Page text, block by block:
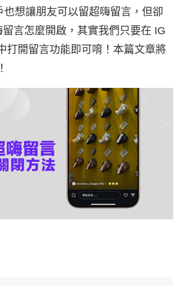
也想讓朋友可以留超嗨留言，但卻
言怎麼開啟，其實我們只要在 IG
打開留言功能即可唷！本篇文章將